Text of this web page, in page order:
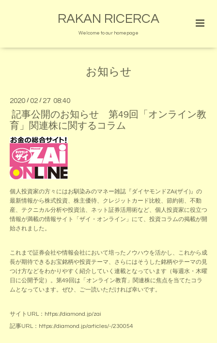
RAKAN RICERCA
Welcome to our homepage
お知らせ
2020 / 02 / 27 08:40
記事公開のお知らせ 第49回「オンライン教
育」関連株に関するコラム
個人投資家の方々にはお馴染みのマネー雑誌『ダイヤモンドZAi(ザイ)』の
最新情報から株式投資、株主優待、クレジットカード比較、節約術、不動
産、テクニカル分析や投資法、ネット証券活用術など、個人投資家に役立つ
情報が満載の情報サイト「ザイ・オンライン」にて、投資コラムの掲載が開
始されました。
これまで証券会社や情報会社において培ったノウハウを活かし、これから成
長が期待できるお宝銘柄や投資テーマ、さらにはそうした銘柄やテーマの見
つけ方などをわかりやすく紹介していく連載となっています（毎週水・木曜
日に公開予定）。第49回は「オンライン教育」関連株に焦点を当てたコラ
ムとなっています。ぜひ、ご一読いただければ幸いです。
サイトURL：https://diamond.jp/zai
記事URL：https://diamond.jp/articles/-/230054